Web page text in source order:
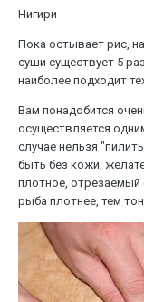
Нигири
Пока остывает рис,
суши существует 5
наиболее подходит
Вам понадобится
осуществляется
случае нельзя
быть без кожи,
плотное,
рыба плотнее, тем